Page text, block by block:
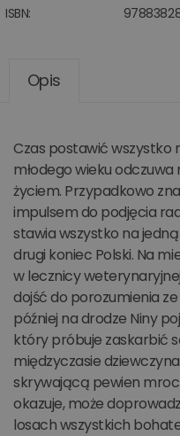
ISBN:
Opis
Czas postawić wszystko
młodego wieku
życiem. Przypadkowo
impulsem do podjęcia
stawia wszystko na
drugi koniec Polski. Na
w lecznicy
dojść do porozumienia
później na drodze Niny
który próbuje zaskarbić
międzyczasie
skrywającą pewien
okazuje, może
losach wszystkich